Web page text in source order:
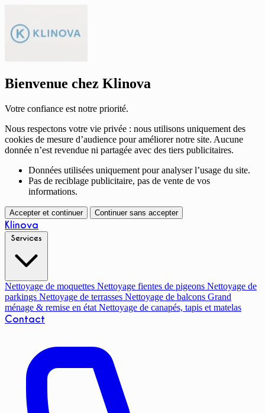
Bienvenue chez Klinova
Votre confiance est notre priorité.
Nous respectons votre vie privée : nous utilisons uniquement des
cookies de mesure d’audience pour améliorer notre site. Aucune
donnée n’est revendue ni partagée avec des tiers publicitaires.
Données utilisées uniquement pour analyser l’usage du site.
Pas de reciblage publicitaire, pas de vente de vos
informations.
Accepter et continuer Continuer sans accepter
Klinova
Nettoyage de moquettes Nettoyage fientes de pigeons Nettoyage de
parkings Nettoyage de terrasses Nettoyage de balcons Grand
ménage & remise en état Nettoyage de canapés, tapis et matelas
Contact